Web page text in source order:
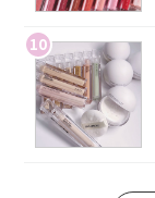
10